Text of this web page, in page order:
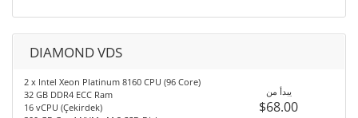
DIAMOND VDS
2 x Intel Xeon Platinum 8160 CPU (96 Core)
32 GB DDR4 ECC Ram
16 vCPU (Çekirdek)
يبدأ من
$68.00